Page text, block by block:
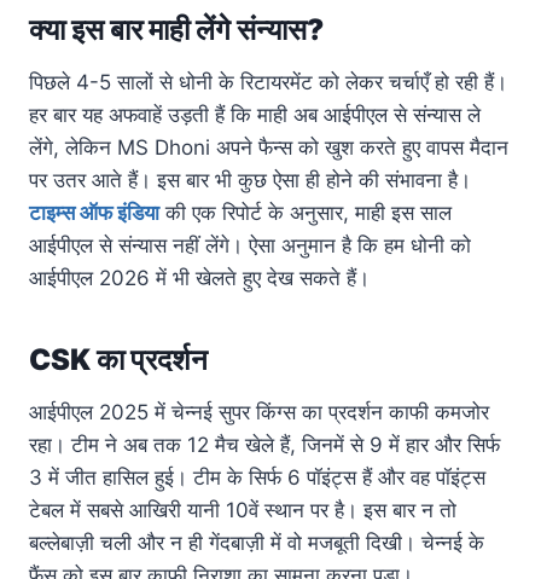
क्या इस बार माही लेंगे संन्यास?
पिछले 4-5 सालों से धोनी के रिटायरमेंट को लेकर चर्चाएँ हो रही हैं।
हर बार यह अफवाहें उड़ती हैं कि माही अब आईपीएल से संन्यास ले
लेंगे, लेकिन MS Dhoni अपने फैन्स को खुश करते हुए वापस मैदान
पर उतर आते हैं। इस बार भी कुछ ऐसा ही होने की संभावना है।
टाइम्स ऑफ इंडियाकी एक रिपोर्ट के अनुसार, माही इस साल
आईपीएल से संन्यास नहीं लेंगे। ऐसा अनुमान है कि हम धोनी को
आईपीएल 2026 में भी खेलते हुए देख सकते हैं।
CSK का प्रदर्शन
आईपीएल 2025 में चेन्नई सुपर किंग्स का प्रदर्शन काफी कमजोर
रहा। टीम ने अब तक 12 मैच खेले हैं, जिनमें से 9 में हार और सिर्फ
3 में जीत हासिल हुई। टीम के सिर्फ 6 पॉइंट्स हैं और वह पॉइंट्स
टेबल में सबसे आखिरी यानी 10वें स्थान पर है। इस बार न तो
बल्लेबाज़ी चली और न ही गेंदबाज़ी में वो मजबूती दिखी। चेन्नई के